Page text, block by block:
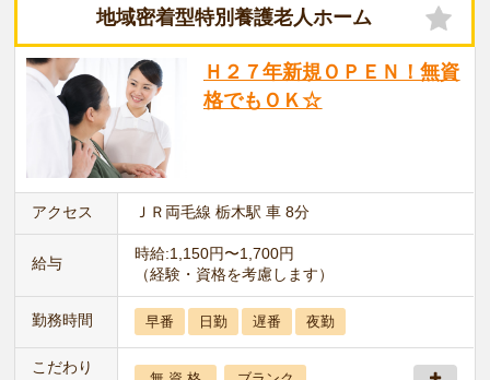
地域密着型特別養護老人ホーム
Ｈ２７年新規ＯＰＥＮ！無資
格でもＯＫ☆
アクセス ＪＲ両毛線 栃木駅 車 8分
給与
時給:1,150円〜1,700円
（経験・資格を考慮します）
勤務時間 早番 日勤 遅番 夜勤
こだわり